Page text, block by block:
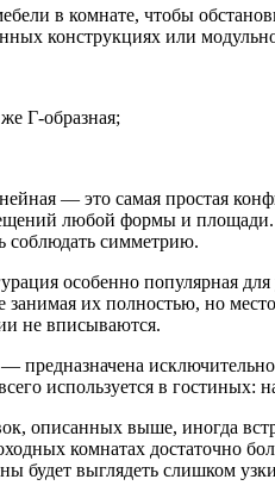
в комнате, чтобы
конструкциях или
Г-образная;
— это самая простая
любой формы и площади.
соблюдать симметрию.
особенно популярная для
занимая их полностью, но
не вписываются.
предназначена
используется в
описанных выше, иногда
комнатах достаточно
будет выглядеть слишком